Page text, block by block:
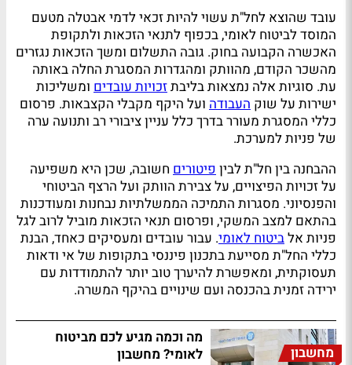
עובד שהוצא לחל"ת עשוי להיות זכאי לדמי אבטלה מטעם
המוסד לביטוח לאומי, בכפוף לתנאי הזכאות ולתקופת
האכשרה הקבועה בחוק. גובה התשלום ומשך הזכאות נגזרים
מהשכר הקודם, מהוותק ומהגדרות המסגרת החלה באותה
עת. סוגיות אלה נמצאות בליבתזכויות עובדים ומשליכות
ישירות על שוק העבודה ועל היקף מקבלי הקצבאות. פרסום
כללי המסגרת מעורר בדרך כלל עניין ציבורי רב ותנועה ערה
של פניות למערכת.
ההבחנה בין חל"ת לביןפיטורים חשובה, שכן היא משפיעה
על זכויות הפיצויים, על צבירת הוותק ועל הרצף הביטוחי
והפנסיוני. מסגרות התמיכה הממשלתיות נבחנות ומעודכנות
בהתאם למצב המשקי, ופרסום תנאי הזכאות מוביל לרוב לגל
פניות אלביטוח לאומי. עבור עובדים ומעסיקים כאחד, הבנת
כללי החל"ת מסייעת בתכנון פיננסי בתקופות של אי ודאות
תעסוקתית, ומאפשרת להיערך טוב יותר להתמודדות עם
ירידה זמנית בהכנסה ועם שינויים בהיקף המשרה.
מחשבון
מה וכמה מגיע לכם מביטוח
לאומי? מחשבון